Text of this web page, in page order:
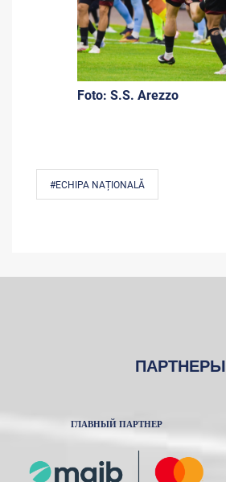
Foto: S.S. Arezzo
#ECHIPA NAȚIONALĂ
ПАРТНЕРЫ
ГЛАВНЫЙ ПАРТНЕР